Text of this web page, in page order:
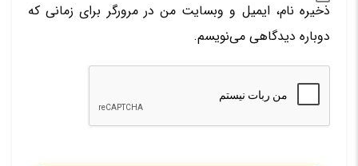
ذخیره نام، ایمیل و وبسایت من در مرورگر برای زمانی که
دوباره دیدگاهی می‌نویسم.